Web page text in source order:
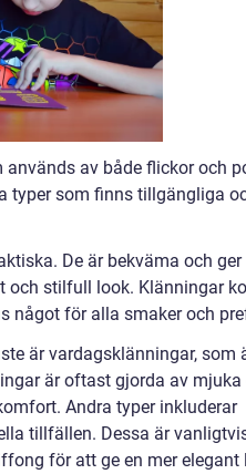
av både flickor och
typer som finns tillgängliga
De är bekväma och
och stilfull look. Klänningar
något för alla smaker och
är vardagsklänningar, som
är oftast gjorda av
Andra typer inkluderar
tillfällen. Dessa är
för att ge en mer elegant